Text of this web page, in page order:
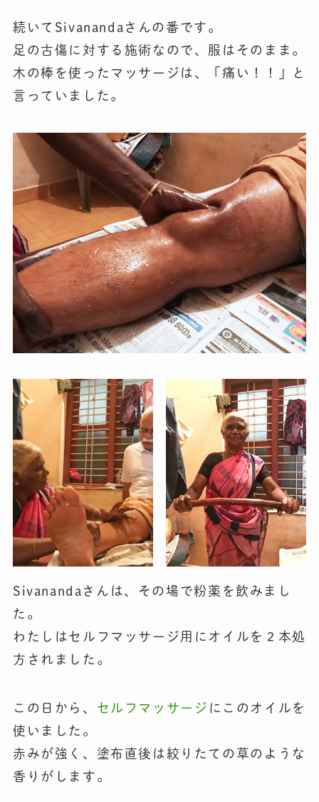
続いてSivanandaさんの番です。
足の古傷に対する施術なので、服はそのまま。
木の棒を使ったマッサージは、「痛い！！」と
言っていました。
Sivanandaさんは、その場で粉薬を飲みまし
た。
わたしはセルフマッサージ用にオイルを２本処
方されました。
この日から、 セルフマッサージ にこのオイルを
使いました。
赤みが強く、塗布直後は絞りたての草のような
香りがします。